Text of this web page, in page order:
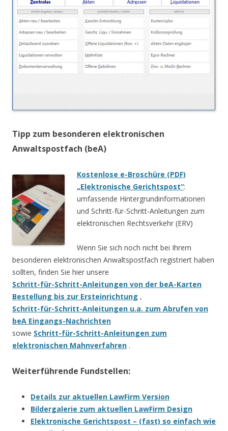
Tipp zum besonderen elektronischen
Anwaltspostfach (beA)
Kostenlose e-Broschüre (PDF)
„Elektronische Gerichtspost“:
umfassende Hintergrundinformationen
und Schritt-für-Schritt-Anleitungen zum
elektronischen Rechtsverkehr (ERV)
Wenn Sie sich noch nicht bei Ihrem
besonderen elektronischen Anwaltspostfach registriert haben
sollten, finden Sie hier unsere
Schritt-für-Schritt-Anleitungen von der beA-Karten
Bestellung bis zur Ersteinrichtung ,
Schritt-für-Schritt-Anleitungen u.a. zum Abrufen von
beA Eingangs-Nachrichten
sowie Schritt-für-Schritt-Anleitungen zum
elektronischen Mahnverfahren .
Weiterführende Fundstellen:
Details zur aktuellen LawFirm Version
Bildergalerie zum aktuellen LawFirm Design
Elektronische Gerichtspost – (fast) so einfach wie